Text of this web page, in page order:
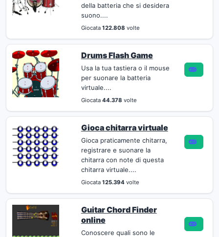
della batteria che si desidera
suono....
Giocata 122.808 volte
Drums Flash Game
Usa la tua tastiera o il mouse
per suonare la batteria
virtuale....
Giocata 44.378 volte
Gioca chitarra virtuale
Gioca praticamente chitarra,
registrare e suonare la
chitarra con note di questa
chitarra virtuale....
Giocata 125.394volte
Guitar Chord Finder
online
Conoscere quali sono le